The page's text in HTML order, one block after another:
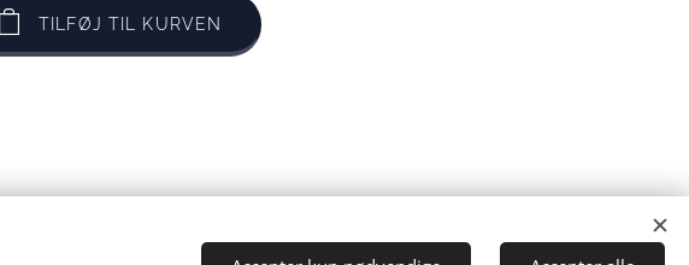
TILFØJ TIL KURVEN